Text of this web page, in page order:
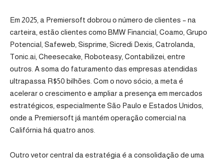
Em 2025, a Premiersoft dobrou o número de clientes – na
carteira, estão clientes como BMW Financial, Coamo, Grupo
Potencial, Safeweb, Sisprime, Sicredi Dexis, Catrolanda,
Tonic.ai, Cheesecake, Roboteasy, Contabilizei, entre
outros. A soma do faturamento das empresas atendidas
ultrapassa R$50 bilhões. Com o novo sócio, a meta é
acelerar o crescimento e ampliar a presença em mercados
estratégicos, especialmente São Paulo e Estados Unidos,
onde a Premiersoft já mantém operação comercial na
Califórnia há quatro anos.
Outro vetor central da estratégia é a consolidação de uma